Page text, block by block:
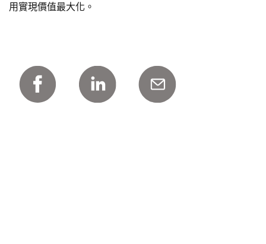
用實現價值最大化。